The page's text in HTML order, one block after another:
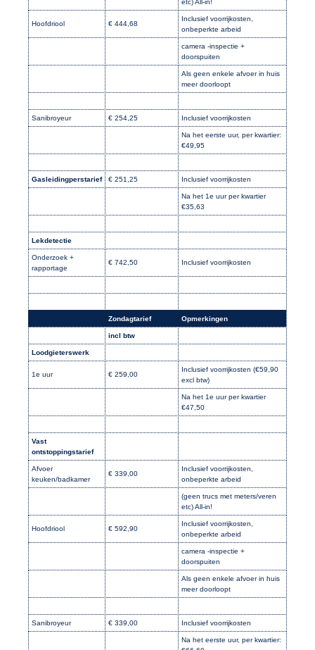
etc) All-in!
Hoofdriool € 444,68
Inclusief voorrijkosten,
onbeperkte arbeid
camera -inspectie +
doorspuiten
Als geen enkele afvoer in huis
meer doorloopt
Sanibroyeur € 254,25 Inclusief voorrijkosten
Na het eerste uur, per kwartier:
€49,95
Gasleidingperstarief € 251,25 Inclusief voorrijkosten
Na het 1e uur per kwartier
€35,63
Lekdetectie
Onderzoek +
rapportage
€ 742,50 Inclusief voorrijkosten
Zondagtarief Opmerkingen
incl btw
Loodgieterswerk
1e uur € 259,00
Inclusief voorrijkosten (€59,90
excl btw)
Na het 1e uur per kwartier
€47,50
Vast
ontstoppingstarief
Afvoer
keuken/badkamer
€ 339,00
Inclusief voorrijkosten,
onbeperkte arbeid
(geen trucs met meters/veren
etc) All-in!
Hoofdriool € 592,90
Inclusief voorrijkosten,
onbeperkte arbeid
camera -inspectie +
doorspuiten
Als geen enkele afvoer in huis
meer doorloopt
Sanibroyeur € 339,00 Inclusief voorrijkosten
Na het eerste uur, per kwartier: